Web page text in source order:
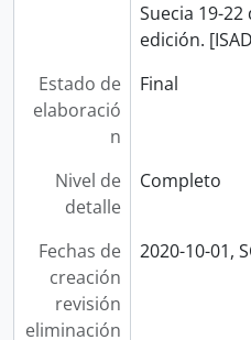
Suecia 19-
edición.
Estado de
elaboració
n
Final
Nivel de
detalle
Completo
Fechas de
creación
revisión
eliminación
2020-10-01,